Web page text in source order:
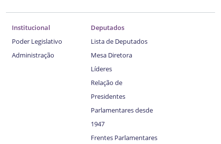
Institucional
Poder Legislativo
Administração
Deputados
Lista de Deputados
Mesa Diretora
Líderes
Relação de
Presidentes
Parlamentares desde
1947
Frentes Parlamentares